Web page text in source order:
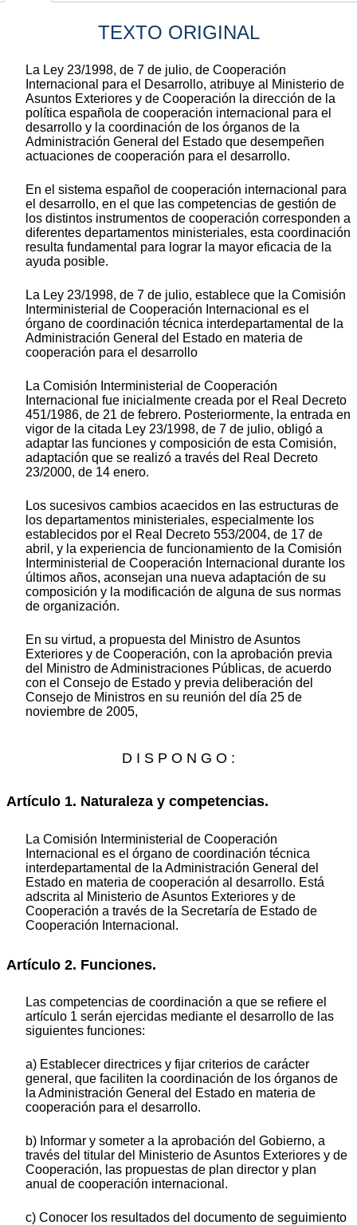
TEXTO ORIGINAL
La Ley 23/1998, de 7 de julio, de Cooperación
Internacional para el Desarrollo, atribuye al Ministerio de
Asuntos Exteriores y de Cooperación la dirección de la
política española de cooperación internacional para el
desarrollo y la coordinación de los órganos de la
Administración General del Estado que desempeñen
actuaciones de cooperación para el desarrollo.
En el sistema español de cooperación internacional para
el desarrollo, en el que las competencias de gestión de
los distintos instrumentos de cooperación corresponden a
diferentes departamentos ministeriales, esta coordinación
resulta fundamental para lograr la mayor eficacia de la
ayuda posible.
La Ley 23/1998, de 7 de julio, establece que la Comisión
Interministerial de Cooperación Internacional es el
órgano de coordinación técnica interdepartamental de la
Administración General del Estado en materia de
cooperación para el desarrollo
La Comisión Interministerial de Cooperación
Internacional fue inicialmente creada por el Real Decreto
451/1986, de 21 de febrero. Posteriormente, la entrada en
vigor de la citada Ley 23/1998, de 7 de julio, obligó a
adaptar las funciones y composición de esta Comisión,
adaptación que se realizó a través del Real Decreto
23/2000, de 14 enero.
Los sucesivos cambios acaecidos en las estructuras de
los departamentos ministeriales, especialmente los
establecidos por el Real Decreto 553/2004, de 17 de
abril, y la experiencia de funcionamiento de la Comisión
Interministerial de Cooperación Internacional durante los
últimos años, aconsejan una nueva adaptación de su
composición y la modificación de alguna de sus normas
de organización.
En su virtud, a propuesta del Ministro de Asuntos
Exteriores y de Cooperación, con la aprobación previa
del Ministro de Administraciones Públicas, de acuerdo
con el Consejo de Estado y previa deliberación del
Consejo de Ministros en su reunión del día 25 de
noviembre de 2005,
D I S P O N G O :
Artículo 1. Naturaleza y competencias.
La Comisión Interministerial de Cooperación
Internacional es el órgano de coordinación técnica
interdepartamental de la Administración General del
Estado en materia de cooperación al desarrollo. Está
adscrita al Ministerio de Asuntos Exteriores y de
Cooperación a través de la Secretaría de Estado de
Cooperación Internacional.
Artículo 2. Funciones.
Las competencias de coordinación a que se refiere el
artículo 1 serán ejercidas mediante el desarrollo de las
siguientes funciones:
a) Establecer directrices y fijar criterios de carácter
general, que faciliten la coordinación de los órganos de
la Administración General del Estado en materia de
cooperación para el desarrollo.
b) Informar y someter a la aprobación del Gobierno, a
través del titular del Ministerio de Asuntos Exteriores y de
Cooperación, las propuestas de plan director y plan
anual de cooperación internacional.
c) Conocer los resultados del documento de seguimiento